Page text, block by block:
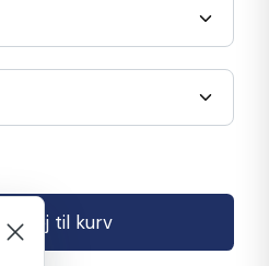
Tilføj til kurv